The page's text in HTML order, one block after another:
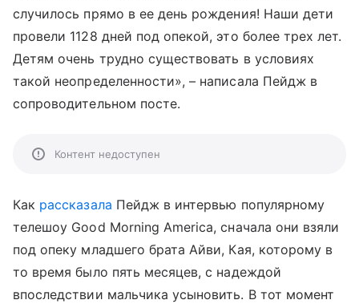
случилось прямо в ее день рождения! Наши дети
провели 1128 дней под опекой, это более трех лет.
Детям очень трудно существовать в условиях
такой неопределенности», – написала Пейдж в
сопроводительном посте.
Контент недоступен
Как рассказала Пейдж в интервью популярному
телешоу Good Morning America, сначала они взяли
под опеку младшего брата Айви, Кая, которому в
то время было пять месяцев, с надеждой
впоследствии мальчика усыновить. В тот момент